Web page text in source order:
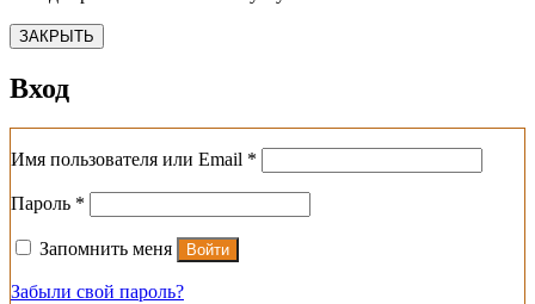
ЗАКРЫТЬ
Вход
Имя пользователя или Email *
Пароль *
Запомнить меня Войти
Забыли свой пароль?